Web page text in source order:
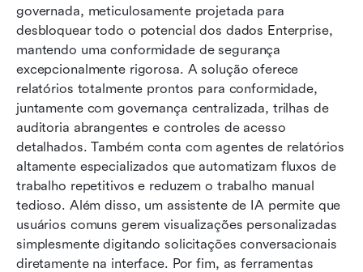
governada, meticulosamente projetada para
desbloquear todo o potencial dos dados Enterprise,
mantendo uma conformidade de segurança
excepcionalmente rigorosa. A solução oferece
relatórios totalmente prontos para conformidade,
juntamente com governança centralizada, trilhas de
auditoria abrangentes e controles de acesso
detalhados. Também conta com agentes de relatórios
altamente especializados que automatizam fluxos de
trabalho repetitivos e reduzem o trabalho manual
tedioso. Além disso, um assistente de IA permite que
usuários comuns gerem visualizações personalizadas
simplesmente digitando solicitações conversacionais
diretamente na interface. Por fim, as ferramentas